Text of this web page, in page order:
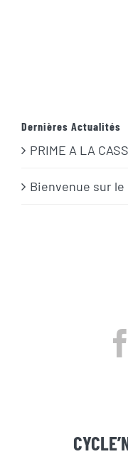
Dernières Actualités
PRIME A LA
Bienvenue sur le